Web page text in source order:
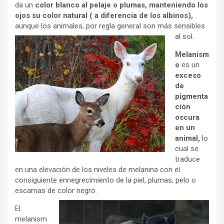
da un color blanco al pelaje o plumas, manteniendo los
ojos su color natural ( a diferencia de los albinos),
aunque los animales, por regla general son más sensibles
al sol.
Melanism
o es un
exceso
de
pigmenta
ción
oscura
en un
animal, lo
cual se
traduce
en una elevación de los niveles de melanina con el
consiguiente ennegrecimiento de la piel, plumas, pelo o
escamas de color negro.
El
melanism